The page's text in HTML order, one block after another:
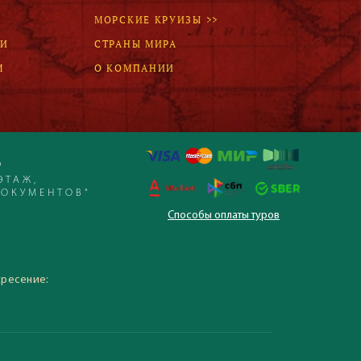
МОРСКИЕ КРУИЗЫ >>
СТРАНЫ МИРА
О КОМПАНИИ
Способы оплаты туров